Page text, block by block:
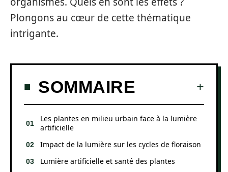
Plongons au cœur de cette thématique
intrigante.
SOMMAIRE
Les plantes en milieu urbain face à la lumière
artificielle
Impact de la lumière sur les cycles de floraison
Lumière artificielle et santé des plantes